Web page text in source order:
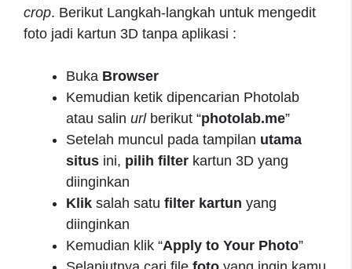
crop. Berikut Langkah-langkah untuk mengedit
foto jadi kartun 3D tanpa aplikasi :
Buka Browser
Kemudian ketik dipencarian Photolab
atau salin url berikut “photolab.me”
Setelah muncul pada tampilan utama
situs ini, pilih filter kartun 3D yang
diinginkan
Klik salah satu filter kartun yang
diinginkan
Kemudian klik “Apply to Your Photo”